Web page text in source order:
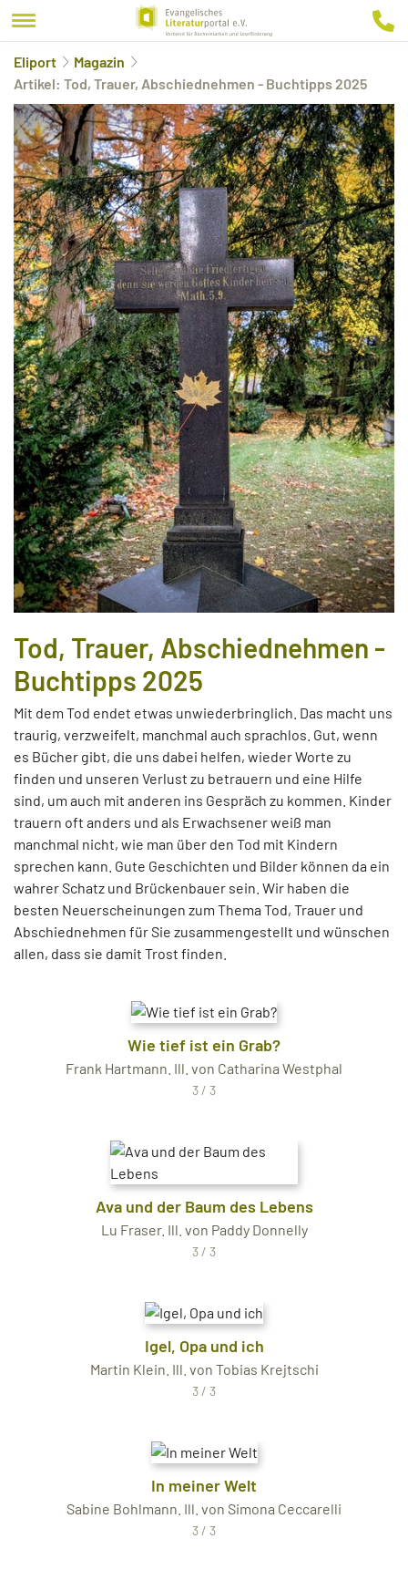
Eliport
Magazin
Artikel: Tod, Trauer, Abschiednehmen - Buchtipps 2025
Tod, Trauer, Abschiednehmen -
Buchtipps 2025
Mit dem Tod endet etwas unwiederbringlich. Das macht uns
traurig, verzweifelt, manchmal auch sprachlos. Gut, wenn
es Bücher gibt, die uns dabei helfen, wieder Worte zu
finden und unseren Verlust zu betrauern und eine Hilfe
sind, um auch mit anderen ins Gespräch zu kommen. Kinder
trauern oft anders und als Erwachsener weiß man
manchmal nicht, wie man über den Tod mit Kindern
sprechen kann. Gute Geschichten und Bilder können da ein
wahrer Schatz und Brückenbauer sein. Wir haben die
besten Neuerscheinungen zum Thema Tod, Trauer und
Abschiednehmen für Sie zusammengestellt und wünschen
allen, dass sie damit Trost finden.
Wie tief ist ein Grab?
Frank Hartmann. Ill. von Catharina Westphal
3 / 3
Ava und der Baum des Lebens
Lu Fraser. Ill. von Paddy Donnelly
3 / 3
Igel, Opa und ich
Martin Klein. Ill. von Tobias Krejtschi
3 / 3
In meiner Welt
Sabine Bohlmann. Ill. von Simona Ceccarelli
3 / 3